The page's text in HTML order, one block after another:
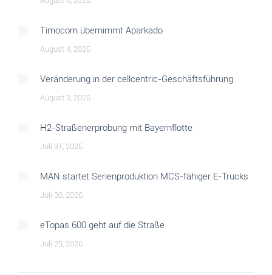
Timocom übernimmt Aparkado
August 4, 2026
Veränderung in der cellcentric-Geschäftsführung
August 3, 2026
H2-Straßenerprobung mit Bayernflotte
Juli 31, 2026
MAN startet Serienproduktion MCS-fähiger E-Trucks
Juli 30, 2026
eTopas 600 geht auf die Straße
Juli 29, 2026